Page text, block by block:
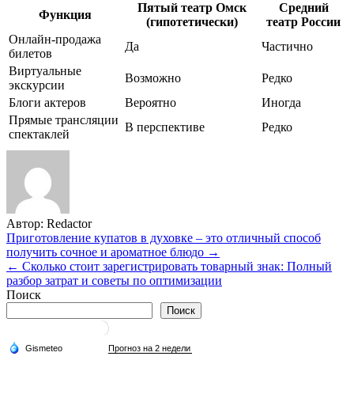
Функция
Пятый театр Омск
(гипотетически)
Средний
театр России
Онлайн-продажа
билетов
Да
Частично
Виртуальные
экскурсии
Возможно
Редко
Блоги актеров
Вероятно
Иногда
Прямые трансляции
спектаклей
В перспективе Редко
Автор: Redactor
Навигация
по
записям
Приготовление купатов в духовке – это отличный способ
получить сочное и ароматное блюдо →
← Сколько стоит зарегистрировать товарный знак: Полный
разбор затрат и советы по оптимизации
Поиск
Поиск